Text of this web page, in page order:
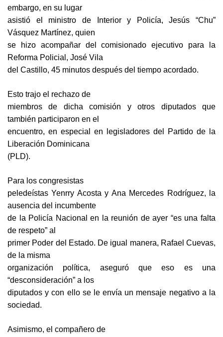
embargo, en su lugar
asistió el ministro de Interior y Policía, Jesús “Chu”
Vásquez Martínez, quien
se hizo acompañar del comisionado ejecutivo para la
Reforma Policial, José Vila
del Castillo, 45 minutos después del tiempo acordado.
Esto trajo el rechazo de
miembros de dicha comisión y otros diputados que
también participaron en el
encuentro, en especial en legisladores del Partido de la
Liberación Dominicana
(PLD).
Para los congresistas
peledeístas Yenrry Acosta y Ana Mercedes Rodríguez, la
ausencia del incumbente
de la Policía Nacional en la reunión de ayer “es una falta
de respeto” al
primer Poder del Estado. De igual manera, Rafael Cuevas,
de la misma
organización política, aseguró que eso es una
“desconsideración” a los
diputados y con ello se le envía un mensaje negativo a la
sociedad.
Asimismo, el compañero de